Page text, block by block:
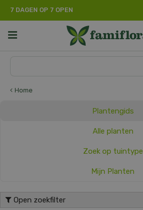
Home
7 DAGEN OP 7 OPEN
Plantengids
Alle planten
Zoek op tuintype
Mijn Planten
Open zoekfilter